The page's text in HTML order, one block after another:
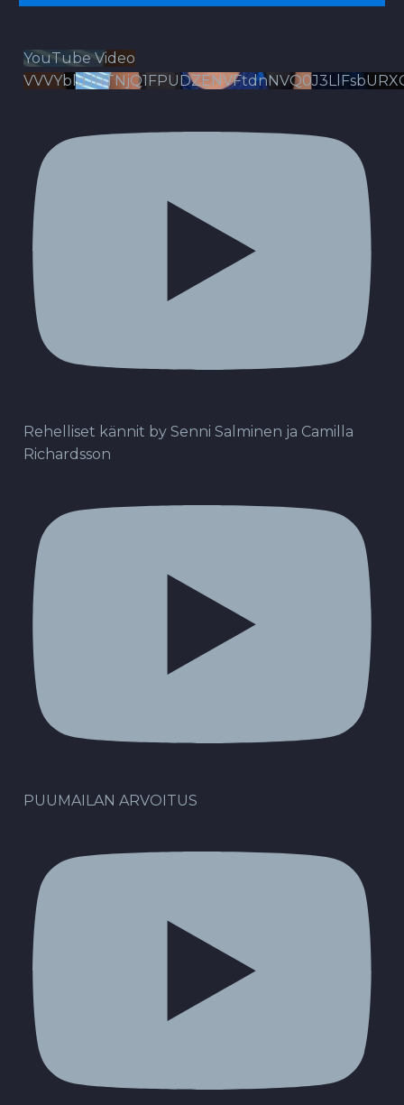
YouTube Video
Rehelliset kännit by Senni Salminen ja Camilla
Richardsson
PUUMAILAN ARVOITUS